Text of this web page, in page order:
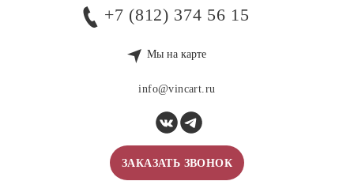
+7 (812) 374 56 15
Мы на карте
info@vincart.ru
ЗАКАЗАТЬ ЗВОНОК